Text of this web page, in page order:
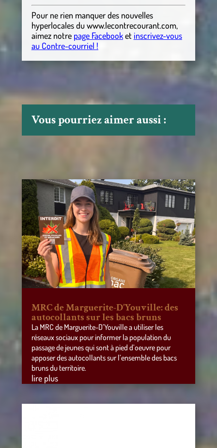
Pour ne rien manquer des nouvelles
hyperlocalesdu www.lecontrecourant.com,
aimez notre page Facebooket inscrivez-vous
au Contre-courriel !
Vous pourriez aimer aussi :
MRC de Marguerite-D’Youville: des
autocollants sur les bacs bruns
La MRC de Marguerite-D’Youville a utiliser les
réseaux sociaux pour informer la population du
passage de jeunes qui sont à pied d’oeuvre pour
apposer des autocollants sur l’ensemble des bacs
bruns du territoire.
lire plus